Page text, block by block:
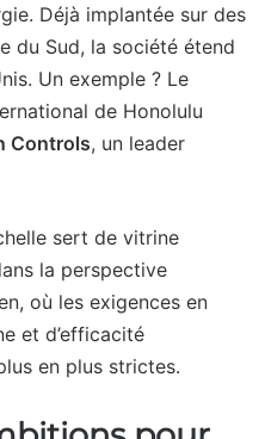
Déjà implantée sur des
du Sud, la société étend
Un exemple ? Le
de Honolulu
Controls, un leader
sert de vitrine
la perspective
où les exigences en
et d’efficacité
en plus strictes.